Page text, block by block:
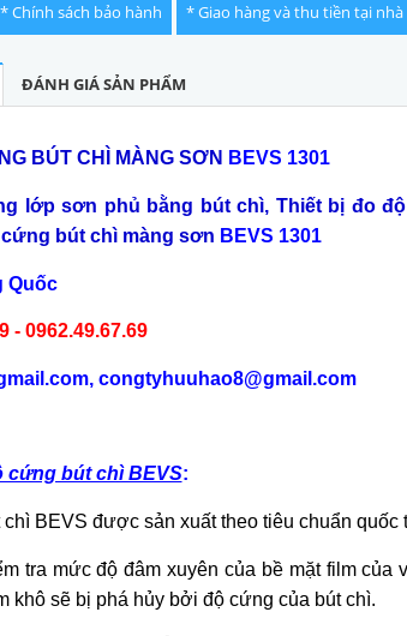
* Chính sách bảo hành * Giao hàng và thu tiền tại nhà
ĐÁNH GIÁ SẢN PHẨM
BÚT CHÌ MÀNG SƠN BEVS 1301
lớp sơn phủ bằng bút chì, Thiết bị đo
bút chì màng sơn BEVS 1301
Quốc
- 0962.49.67.69
congtyhuuhao8@gmail.com
cứng bút chì BEVS:
BEVS được sản xuất theo tiêu chuẩn quốc
tra mức độ đâm xuyên của bề mặt film
khô sẽ bị phá hủy bởi độ cứng của bút chì.